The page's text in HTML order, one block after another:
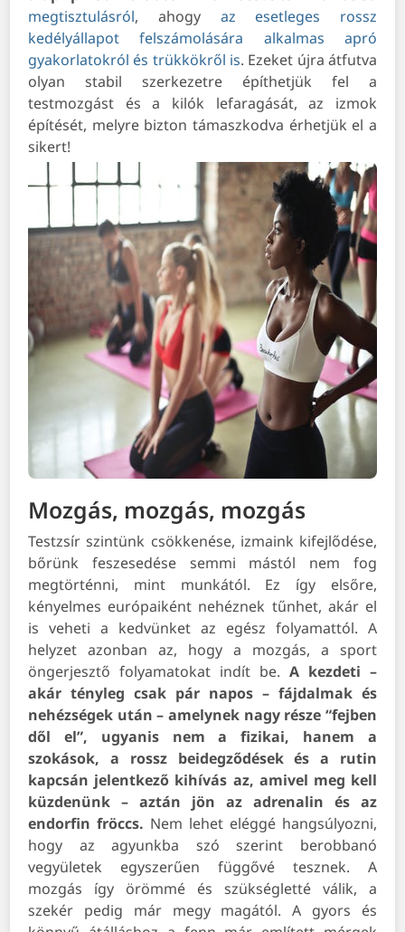
megtisztulásról, ahogy az esetleges rossz
kedélyállapot felszámolására alkalmas apró
gyakorlatokról és trükkökről is. Ezeket újra átfutva
olyan stabil szerkezetre építhetjük fel a
testmozgást és a kilók lefaragását, az izmok
építését, melyre bizton támaszkodva érhetjük el a
sikert!
Mozgás, mozgás, mozgás
Testzsír szintünk csökkenése, izmaink kifejlődése,
bőrünk feszesedése semmi mástól nem fog
megtörténni, mint munkától. Ez így elsőre,
kényelmes európaiként nehéznek tűnhet, akár el
is veheti a kedvünket az egész folyamattól. A
helyzet azonban az, hogy a mozgás, a sport
öngerjesztő folyamatokat indít be. A kezdeti –
akár tényleg csak pár napos – fájdalmak és
nehézségek után – amelynek nagy része “fejben
dől el”, ugyanis nem a fizikai, hanem a
szokások, a rossz beidegződések és a rutin
kapcsán jelentkező kihívás az, amivel meg kell
küzdenünk – aztán
jön az adrenalin és az
endorfin fröccs. Nem lehet eléggé hangsúlyozni,
hogy az agyunkba szó szerint berobbanó
vegyületek egyszerűen függővé tesznek. A
mozgás így örömmé és szükségletté válik, a
szekér pedig már megy magától.A gyors és